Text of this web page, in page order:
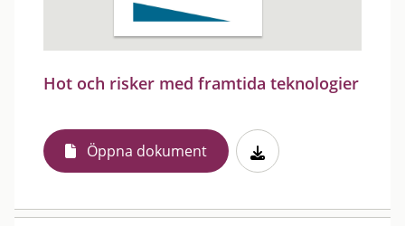
Hot och risker med framtida teknologier
Öppna dokument